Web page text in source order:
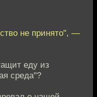
не принято", —
еду из
среда"?